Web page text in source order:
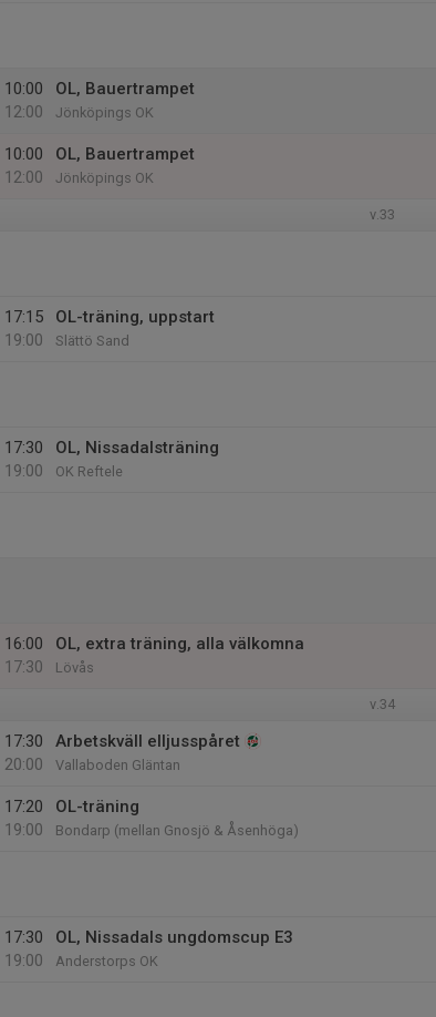
10:00
12:00
OL, Bauertrampet
Jönköpings OK
10:00
12:00
OL, Bauertrampet
Jönköpings OK
v.33
17:15
19:00
OL-träning, uppstart
Slättö Sand
17:30
19:00
OL, Nissadalsträning
OK Reftele
16:00
17:30
OL, extra träning, alla välkomna
Lövås
v.34
17:30
20:00
Arbetskväll elljusspåret
Vallaboden Gläntan
17:20
19:00
OL-träning
Bondarp (mellan Gnosjö & Åsenhöga)
17:30
19:00
OL, Nissadals ungdomscup E3
Anderstorps OK